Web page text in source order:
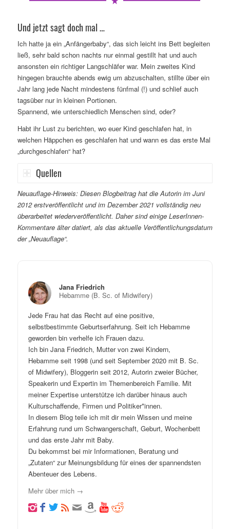
Und jetzt sagt doch mal …
Ich hatte ja ein „Anfängerbaby“, das sich leicht ins Bett begleiten
ließ, sehr bald schon nachts nur einmal gestillt hat und auch
ansonsten ein richtiger Langschläfer war. Mein zweites Kind
hingegen brauchte abends ewig um abzuschalten, stillte über ein
Jahr lang jede Nacht mindestens fünfmal (!) und schlief auch
tagsüber nur in kleinen Portionen.
Spannend, wie unterschiedlich Menschen sind, oder?
Habt ihr Lust zu berichten, wo euer Kind geschlafen hat, in
welchen Häppchen es geschlafen hat und wann es das erste Mal
„durchgeschlafen“ hat?
Quellen
Neuauflage-Hinweis: Diesen Blogbeitrag hat die Autorin im Juni
2012 erstveröffentlicht und im Dezember 2021 vollständig neu
überarbeitet wiederveröffentlicht. Daher sind einige LeserInnen-
Kommentare älter datiert, als das aktuelle Veröffentlichungsdatum
der „Neuauflage“.
Jana Friedrich
Hebamme (B. Sc. of Midwifery)
Jede Frau hat das Recht auf eine positive,
selbstbestimmte Geburtserfahrung. Seit ich Hebamme
geworden bin verhelfe ich Frauen dazu.
Ich bin Jana Friedrich, Mutter von zwei Kindern,
Hebamme seit 1998 (und seit September 2020 mit B. Sc.
of Midwifery), Bloggerin seit 2012, Autorin zweier Bücher,
Speakerin und Expertin im Themenbereich Familie. Mit
meiner Expertise unterstütze ich darüber hinaus auch
Kulturschaffende, Firmen und Politiker*innen.
In diesem Blog teile ich mit dir mein Wissen und meine
Erfahrung rund um Schwangerschaft, Geburt, Wochenbett
und das erste Jahr mit Baby.
Du bekommst bei mir Informationen, Beratung und
„Zutaten“ zur Meinungsbildung für eines der spannendsten
Abenteuer des Lebens.
Mehr über mich →